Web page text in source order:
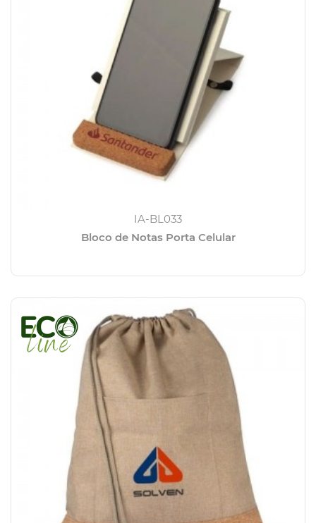
IA-BL033
Bloco de Notas Porta Celular